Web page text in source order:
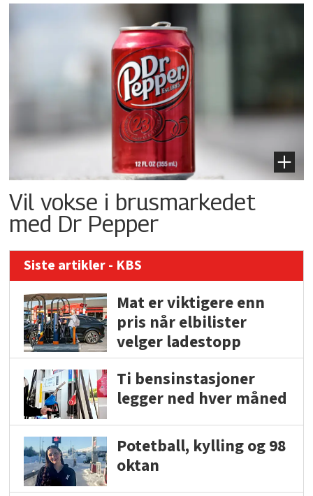
Vil vokse i brusmarkedet
med Dr Pepper
Siste artikler - KBS
Mat er viktigere enn
pris når elbilister
velger ladestopp
Ti bensinstasjoner
legger ned hver måned
Potetball, kylling og 98
oktan